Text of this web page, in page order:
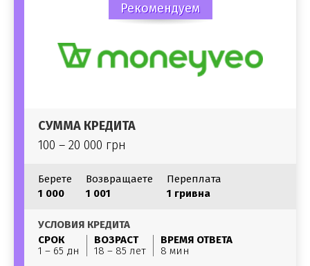
Рекомендуем
СУММА КРЕДИТА
100 – 20 000 грн
Берете
1 000
Возвращаете
1 001
Переплата
1 гривна
УСЛОВИЯ КРЕДИТА
СРОК
1 – 65 дн
ВОЗРАСТ
18 – 85 лет
ВРЕМЯ ОТВЕТА
8 мин